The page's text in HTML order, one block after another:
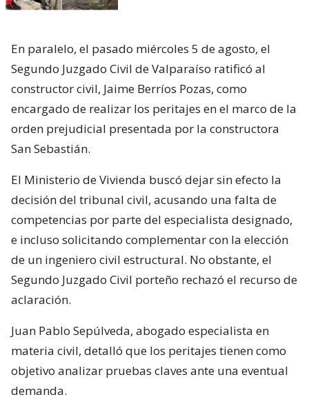
En paralelo, el pasado miércoles 5 de agosto, el
Segundo Juzgado Civil de Valparaíso ratificó al
constructor civil, Jaime Berríos Pozas, como
encargado de realizar los peritajes en el marco de la
orden prejudicial presentada por la constructora
San Sebastián.
El Ministerio de Vivienda buscó dejar sin efecto la
decisión del tribunal civil, acusando una falta de
competencias por parte del especialista designado,
e incluso solicitando complementar con la elección
de un ingeniero civil estructural. No obstante, el
Segundo Juzgado Civil porteño rechazó el recurso de
aclaración.
Juan Pablo Sepúlveda, abogado especialista en
materia civil, detalló que los peritajes tienen como
objetivo analizar pruebas claves ante una eventual
demanda.